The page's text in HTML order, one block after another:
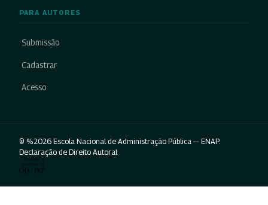
PARA AUTORES
Submissão
Cadastrar
Acesso
© %2026 Escola Nacional de Administração Pública — ENAP.
Declaração de Direito Autoral